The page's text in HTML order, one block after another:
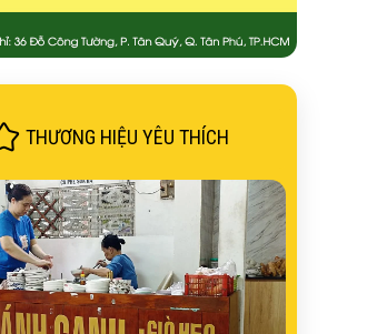
THƯƠNG HIỆU YÊU THÍCH